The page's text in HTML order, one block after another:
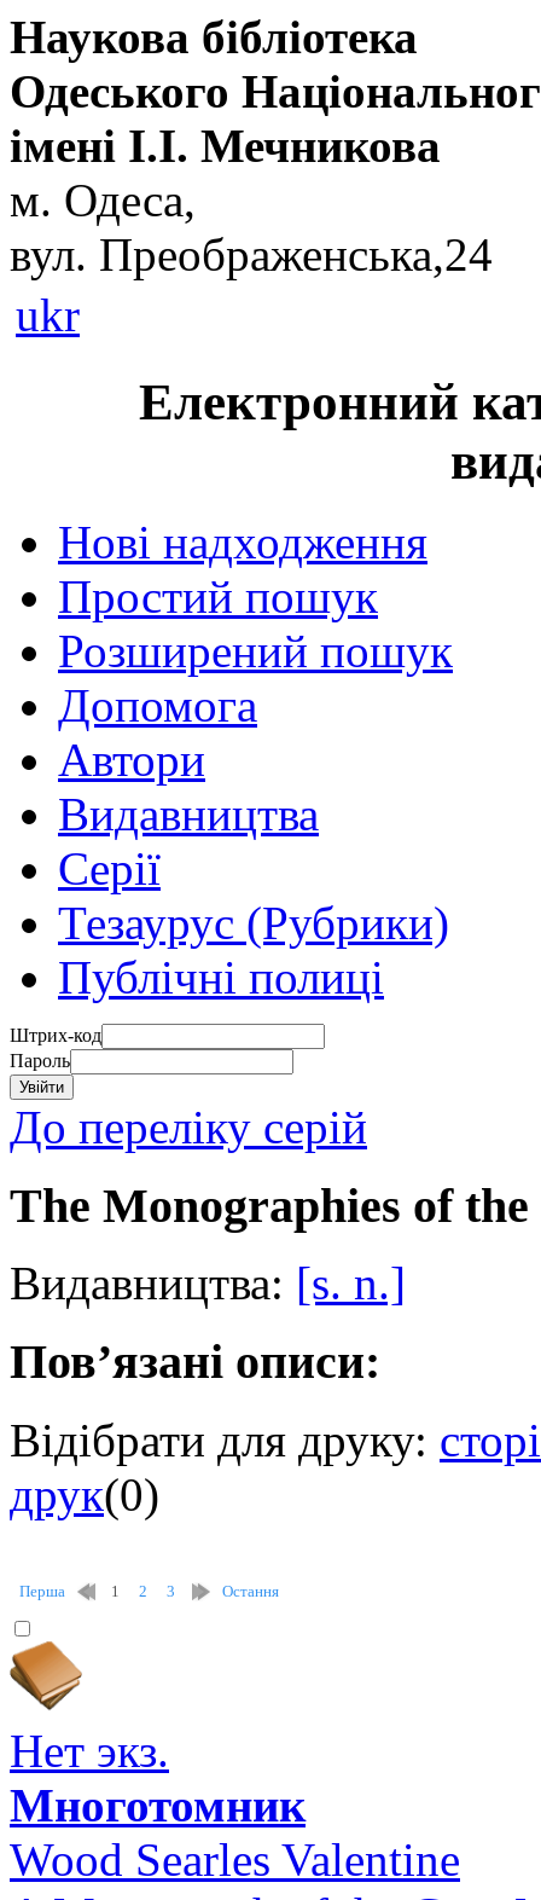
Наукова бібліотека
Одеського
імені І.І. Мечникова
м. Одеса,
вул. Преображенська,24
ukr
Електронний
Нові надходження
Простий пошук
Розширений пошук
Допомога
Автори
Видавництва
Серії
Тезаурус (Рубрики)
Публічні полиці
Штрих-код
Пароль
До переліку серій
The Monographies of
Видавництва: [s. n.]
Пов’язані описи:
Відібрати для друку:
друк(0)
Перша 1 2 3 Остання
Нет экз.
Многотомник
Wood Searles Valentine